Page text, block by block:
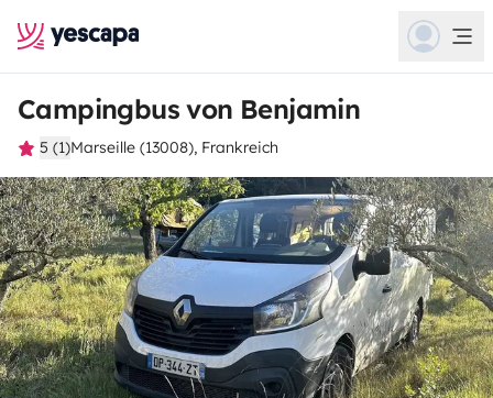
Campingbus von Benjamin
5 (1)Marseille (13008), Frankreich